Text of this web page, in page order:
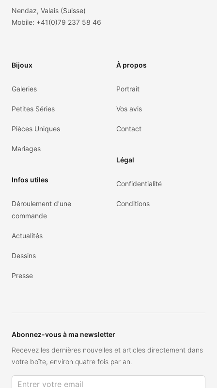
Nendaz, Valais (Suisse)
Mobile: +41(0)79 237 58 46
Bijoux
Galeries
Petites Séries
Pièces Uniques
Mariages
Infos utiles
Déroulement d'une
commande
Actualités
Dessins
Presse
À propos
Portrait
Vos avis
Contact
Légal
Confidentialité
Conditions
Abonnez-vous à ma newsletter
Recevez les dernières nouvelles et articles directement dans
votre boîte, environ quatre fois par an.
Adresse de courriel